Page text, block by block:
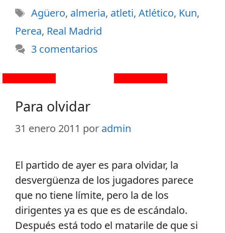
Agüero, almeria, atleti, Atlético, Kun,
Perea, Real Madrid
3 comentarios
Para olvidar
31 enero 2011 por admin
El partido de ayer es para olvidar, la
desvergüenza de los jugadores parece
que no tiene límite, pero la de los
dirigentes ya es que es de escándalo.
Después está todo el matarile de que si